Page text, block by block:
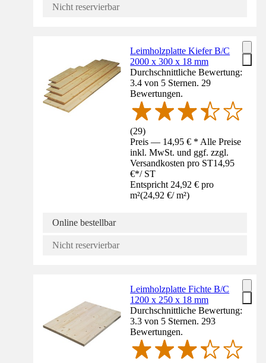
Nicht reservierbar
Leimholzplatte Kiefer B/C
2000 x 300 x 18 mm
Durchschnittliche Bewertung:
3.4 von 5 Sternen. 29
Bewertungen.
(29)
Preis — 14,95 € * Alle Preise
inkl. MwSt. und ggf. zzgl.
Versandkosten pro ST14,95
€*/ ST
Entspricht 24,92 € pro
m²(24,92 €/ m²)
Online bestellbar
Nicht reservierbar
Leimholzplatte Fichte B/C
1200 x 250 x 18 mm
Durchschnittliche Bewertung:
3.3 von 5 Sternen. 293
Bewertungen.